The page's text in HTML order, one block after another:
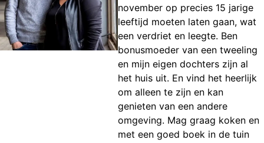
november op precies 15 jarige
leeftijd moeten laten gaan, wat
een verdriet en leegte. Ben
bonusmoeder van een tweeling
en mijn eigen dochters zijn al
het huis uit. En vind het heerlijk
om alleen te zijn en kan
genieten van een andere
omgeving. Mag graag koken en
met een goed boek in de tuin